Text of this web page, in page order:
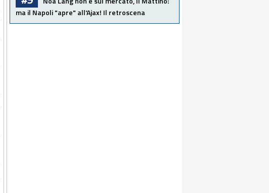
ma il Napoli "apre" all'Ajax! Il retroscena